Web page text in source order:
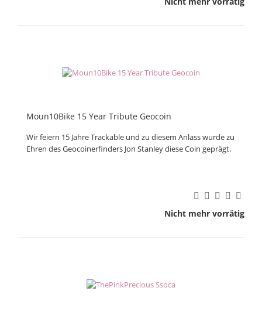
Moun10Bike 15 Year Tribute Geocoin
Wir feiern 15 Jahre Trackable und zu diesem Anlass wurde zu
Ehren des Geocoinerfinders Jon Stanley diese Coin geprägt.
Nicht mehr vorrätig